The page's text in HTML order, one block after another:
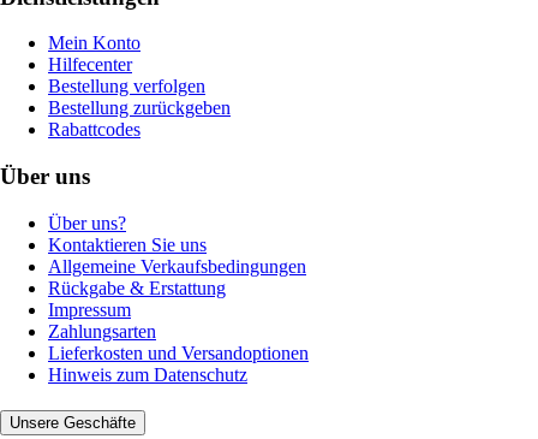
Mein Konto
Hilfecenter
Bestellung verfolgen
Bestellung zurückgeben
Rabattcodes
Über uns
Über uns?
Kontaktieren Sie uns
Allgemeine Verkaufsbedingungen
Rückgabe & Erstattung
Impressum
Zahlungsarten
Lieferkosten und Versandoptionen
Hinweis zum Datenschutz
Unsere Geschäfte